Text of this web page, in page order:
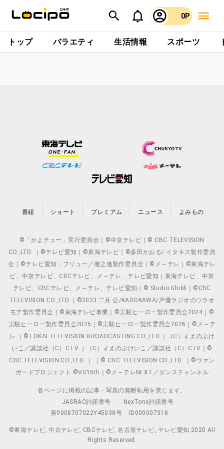
0P
トップ バラエティ 生活情報 スポーツ
番組 ショート プレミアム ニュース よみもの
©「かよチュー」実行委員会｜©中京テレビ｜© CBC TELEVISION
CO.,LTD. ｜©テレビ愛知｜©東海テレビ｜©多田かおる/ イタキス製作委員
会｜©テレビ愛知・フリュー／徹之進製作委員会｜©メ～テレ｜©東海テレ
ビ、中京テレビ、CBCテレビ、メ～テレ、テレビ愛知｜東海テレビ、中京
テレビ、CBCテレビ、メ～テレ、テレビ愛知｜© Studio Ghibli｜©CBC
TELEVISION CO.,LTD.｜©2023 二月 公/KADOKAWA/声優ラジオのウラオ
モテ製作委員会｜©東海テレビ事業｜©実験ヒーロー製作委員会2024｜©
実験ヒーロー製作委員会2025｜©実験ヒーロー製作委員会2026｜©メ～テ
レ ｜©TOKAI TELEVISION BROADCASTING CO.,LTD.｜（C）すえのぶけ
いこ／講談社（C）CTV ｜（C）すえのぶけいこ／講談社（C）CTV｜©
CBC TELEVISION CO.,LTD. ｜ ｜© CBC TELEVISION CO.,LTD. ｜©ヴァン
ガードプロジェクト ©VG15th｜©メ～テレNEXT／ダンスチャンネル
各ページに掲載の記事・写真の無断転用を禁じます。
JASRAC許諾番号
NexTone許諾番号
第9008707022Y45038号
ID000007318
©東海テレビ, 中京テレビ, CBCテレビ, 名古屋テレビ, テレビ愛知 2020 All
Rights Reserved.